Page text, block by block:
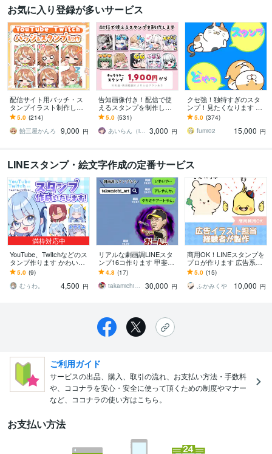
お気に入り登録が多いサービス
配信サイト用バッチ・ス
タンプイラスト制作しま
す 企業実績あり！メンバ
ーシップやサブスク特典
に最適！
5.0 (214)
飴三屋かんろ
9,000 円
告知画像付き！配信で使
えるスタンプを制作しま
す アニメーションスタン
プも対応はじめました！
5.0 (531)
あいらん（iran_stn） 3,000 円
クセ強！独特すぎのスタ
ンプ！見たくなります 大
手企業様お墨付きクオリ
ティ！キャラ映え間違い
ナシ！
5.0 (374)
fumi02
15,000 円
LINEスタンプ・絵文字作成の定番サービス
満枠対応中
YouTube、Twitchなどのス
タンプ作ります かわいい
メンバーシップスタンプ
＆バッジ作成します！
5.0 (9)
むぅわ。
4,500 円
リアルな劇画調LINEスタ
ンプ16コ作ります 甲斐選
手も愛用！野球スタンプ
ならタカミチアートにお
まかせ！
4.8 (17)
takamichi_art
30,000 円
商用OK！LINEスタンプを
プロが作ります 広告系デ
ザイナー社員の経験者が
描きます
5.0 (15)
ふかみくや
10,000 円
ご利用ガイド
サービスの出品、購入、取引の流れ、お支払い方法・手数料
や、ココナラを安心・安全に使って頂くための制度やマナー
など、ココナラの使い方はこちら。
お支払い方法